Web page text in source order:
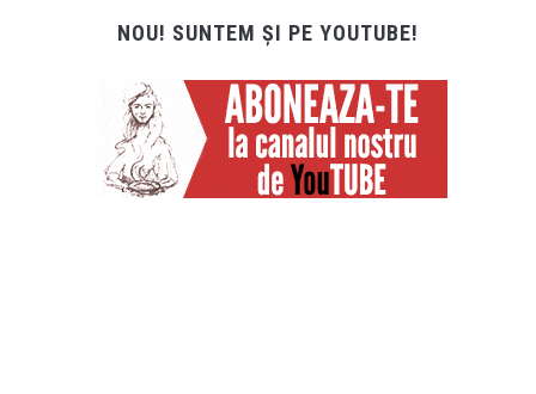
NOU! SUNTEM ȘI PE YOUTUBE!